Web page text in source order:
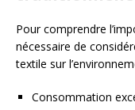
Pour comprendre
nécessaire de
textile sur
Consommation